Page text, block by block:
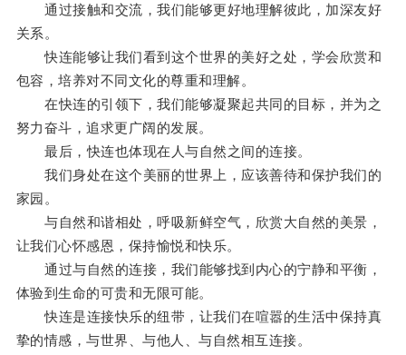
通过接触和交流，我们能够更好地理解彼此，加深友好
关系。
快连能够让我们看到这个世界的美好之处，学会欣赏和
包容，培养对不同文化的尊重和理解。
在快连的引领下，我们能够凝聚起共同的目标，并为之
努力奋斗，追求更广阔的发展。
最后，快连也体现在人与自然之间的连接。
我们身处在这个美丽的世界上，应该善待和保护我们的
家园。
与自然和谐相处，呼吸新鲜空气，欣赏大自然的美景，
让我们心怀感恩，保持愉悦和快乐。
通过与自然的连接，我们能够找到内心的宁静和平衡，
体验到生命的可贵和无限可能。
快连是连接快乐的纽带，让我们在喧嚣的生活中保持真
挚的情感，与世界、与他人、与自然相互连接。